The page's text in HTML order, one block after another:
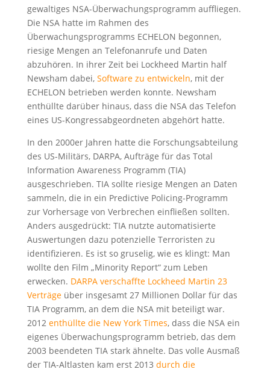
gewaltiges NSA-Überwachungsprogramm auffliegen.
Die NSA hatte im Rahmen des
Überwachungsprogramms ECHELON begonnen,
riesige Mengen an Telefonanrufe und Daten
abzuhören. In ihrer Zeit bei Lockheed Martin half
Newsham dabei, Software zu entwickeln, mit der
ECHELON betrieben werden konnte. Newsham
enthüllte darüber hinaus, dass die NSA das Telefon
eines US-Kongressabgeordneten abgehört hatte.
In den 2000er Jahren hatte die Forschungsabteilung
des US-Militärs, DARPA, Aufträge für das Total
Information Awareness Programm (TIA)
ausgeschrieben. TIA sollte riesige Mengen an Daten
sammeln, die in ein Predictive Policing-Programm
zur Vorhersage von Verbrechen einfließen sollten.
Anders ausgedrückt: TIA nutzte automatisierte
Auswertungen dazu potenzielle Terroristen zu
identifizieren. Es ist so gruselig, wie es klingt: Man
wollte den Film „Minority Report“ zum Leben
erwecken. DARPA verschaffte Lockheed Martin 23
Verträgeüber insgesamt 27 Millionen Dollar für das
TIA Programm, an dem die NSA mit beteiligt war.
2012 enthüllte die New York Times, dass die NSA ein
eigenes Überwachungsprogramm betrieb, das dem
2003 beendeten TIA stark ähnelte. Das volle Ausmaß
der TIA-Altlasten kam erst 2013 durch die